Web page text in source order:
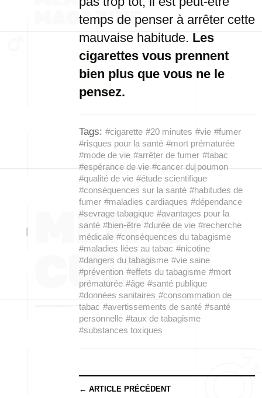
temps de penser à arrêter cette
mauvaise habitude. Les
cigarettes vous prennent
bien plus que vous ne le
pensez.
Tags: #cigarette #20 minutes #vie #fumer
#risques pour la santé #mort prématurée
#mode de vie #arrêter de fumer #tabac
#espérance de vie #cancer du poumon
#qualité de vie #étude scientifique
#conséquences sur la santé #habitudes de
fumer #maladies cardiaques #dépendance
#sevrage tabagique #avantages pour la
santé #bien-être #durée de vie #recherche
médicale #conséquences du tabagisme
#maladies liées au tabac #nicotine
#dangers du tabagisme #vie saine
#prévention #effets du tabagisme #mort
prématurée #âge #santé publique
#données sanitaires #consommation de
tabac #avertissements de santé #santé
personnelle #taux de tabagisme
#substances toxiques
← ARTICLE PRÉCÉDENT